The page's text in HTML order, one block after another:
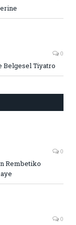
0
Belgesel Tiyatro
0
Rembetiko
0